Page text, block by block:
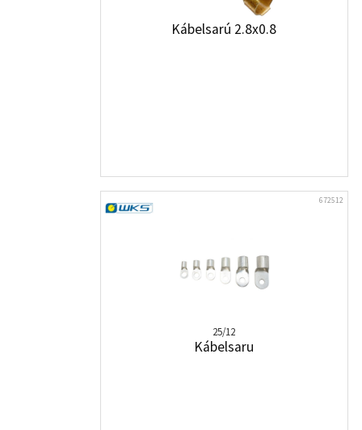
Kábelsarú 2.8x0.8
672512
25/12
Kábelsaru